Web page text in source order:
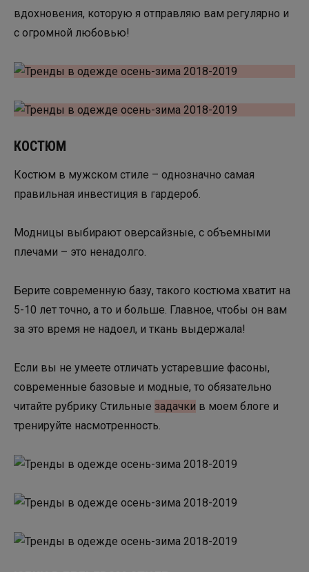
вдохновения, которую я отправляю вам регулярно и
с огромной любовью!
КОСТЮМ
Костюм в мужском стиле – однозначно самая
правильная инвестиция в гардероб.
Модницы выбирают оверсайзные, с объемными
плечами – это ненадолго.
Берите современную базу, такого костюма хватит на
5-10 лет точно, а то и больше. Главное, чтобы он вам
за это время не надоел, и ткань выдержала!
Если вы не умеете отличать устаревшие фасоны,
современные базовые и модные, то обязательно
читайте рубрику Стильные задачки в моем блоге и
тренируйте насмотренность.